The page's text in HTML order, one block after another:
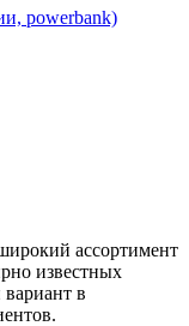
powerbank)
ассортимент
известных
в